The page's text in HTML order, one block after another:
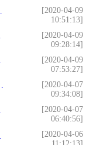
[2020-04-09
10:51:13]
[2020-04-09
09:28:14]
[2020-04-09
07:53:27]
[2020-04-07
09:34:08]
[2020-04-07
06:40:56]
[2020-04-06